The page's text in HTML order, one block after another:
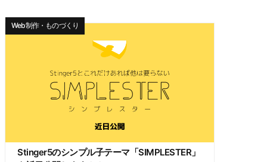
Stinger5のシンプル子テーマ「SIMPLESTER」
Web制作・ものづくり